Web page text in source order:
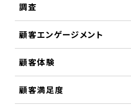
調査
顧客エンゲージメント
顧客体験
顧客満足度